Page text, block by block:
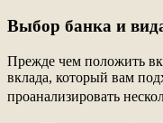
Выбор банка и
Прежде чем положить
вклада, который вам
проанализировать